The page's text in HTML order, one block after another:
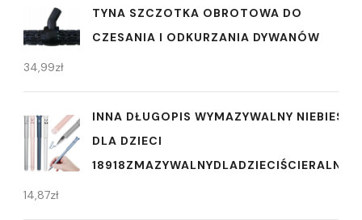
TYNA SZCZOTKA OBROTOWA DO
CZESANIA I ODKURZANIA DYWANÓW
34,99zł
INNA DŁUGOPIS WYMAZYWALNY NIEBIESKI
DLA DZIECI
18918ZMAZYWALNYDLADZIECIŚCIERALNE4
14,87zł